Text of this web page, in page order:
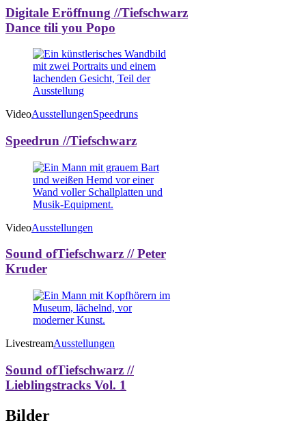
Digitale Eröffnung //Tiefschwarz
Dance tili you Popo
VideoAusstellungenSpeedruns
Speedrun //Tiefschwarz
VideoAusstellungen
Sound ofTiefschwarz // Peter
Kruder
LivestreamAusstellungen
Sound ofTiefschwarz //
Lieblingstracks Vol. 1
Bilder